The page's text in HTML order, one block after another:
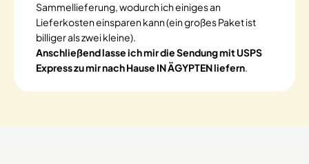
Sammellieferung, wodurch ich einiges an
Lieferkosten einsparen kann (ein großes Paket ist
billiger als zwei kleine).
Anschließend lasse ich mir die Sendung mit USPS
Express zu mir nach Hause IN ÄGYPTEN liefern.